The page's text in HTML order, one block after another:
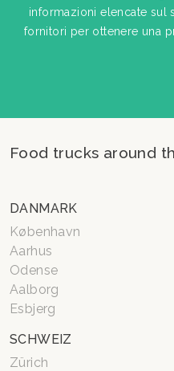
informazioni elencate sul
fornitori per ottenere una
Food trucks around
DANMARK
København
Aarhus
Odense
Aalborg
Esbjerg
SCHWEIZ
Zürich